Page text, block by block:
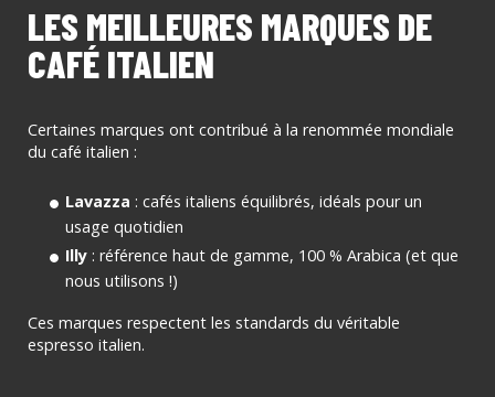
LES MEILLEURES MARQUES DE
CAFÉ ITALIEN
Certaines marques ont contribué à la renommée mondiale
du café italien :
Lavazza : cafés italiens équilibrés, idéals pour un
usage quotidien
Illy : référence haut de gamme, 100 % Arabica (et que
nous utilisons !)
Ces marques respectent les standards du véritable
espresso italien.